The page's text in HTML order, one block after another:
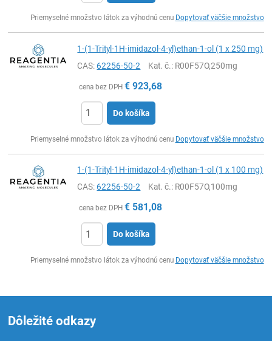
Priemyselné množstvo látok za výhodnú cenu Dopytovať väčšie množstvo
1-(1-Trityl-1H-imidazol-4-yl)ethan-1-ol (1 x 250 mg)
CAS:62256-50-2 Kat. č.: R00F57O,250mg
cena bez DPH € 923,68
Do košíka
Priemyselné množstvo látok za výhodnú cenu Dopytovať väčšie množstvo
1-(1-Trityl-1H-imidazol-4-yl)ethan-1-ol (1 x 100 mg)
CAS:62256-50-2 Kat. č.: R00F57O,100mg
cena bez DPH € 581,08
Do košíka
Priemyselné množstvo látok za výhodnú cenu Dopytovať väčšie množstvo
Dôležité odkazy